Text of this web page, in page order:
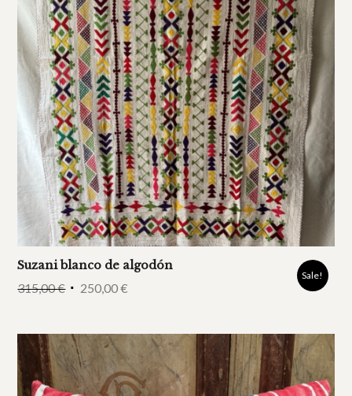
Suzani blanco de algodón
315,00€ 250,00€
Sale!